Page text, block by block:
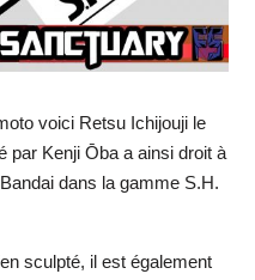
voici Retsu Ichijouji le
par Kenji Ōba a ainsi droit à
dans la gamme S.H.
sculpté, il est également